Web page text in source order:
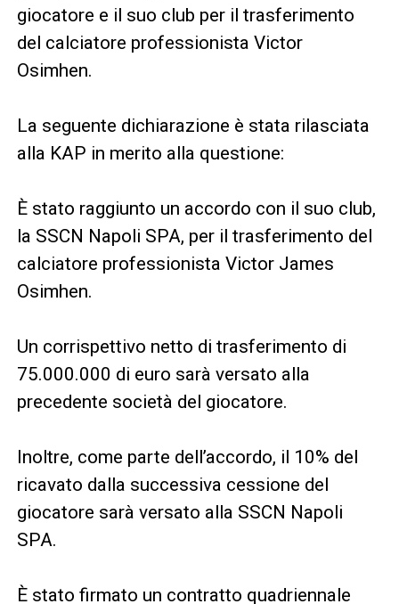
giocatore e il suo club per il trasferimento
del calciatore professionista Victor
Osimhen.
La seguente dichiarazione è stata rilasciata
alla KAP in merito alla questione:
È stato raggiunto un accordo con il suo club,
la SSCN Napoli SPA, per il trasferimento del
calciatore professionista Victor James
Osimhen.
Un corrispettivo netto di trasferimento di
75.000.000 di euro sarà versato alla
precedente società del giocatore.
Inoltre, come parte dell’accordo, il 10% del
ricavato dalla successiva cessione del
giocatore sarà versato alla SSCN Napoli
SPA.
È stato firmato un contratto quadriennale